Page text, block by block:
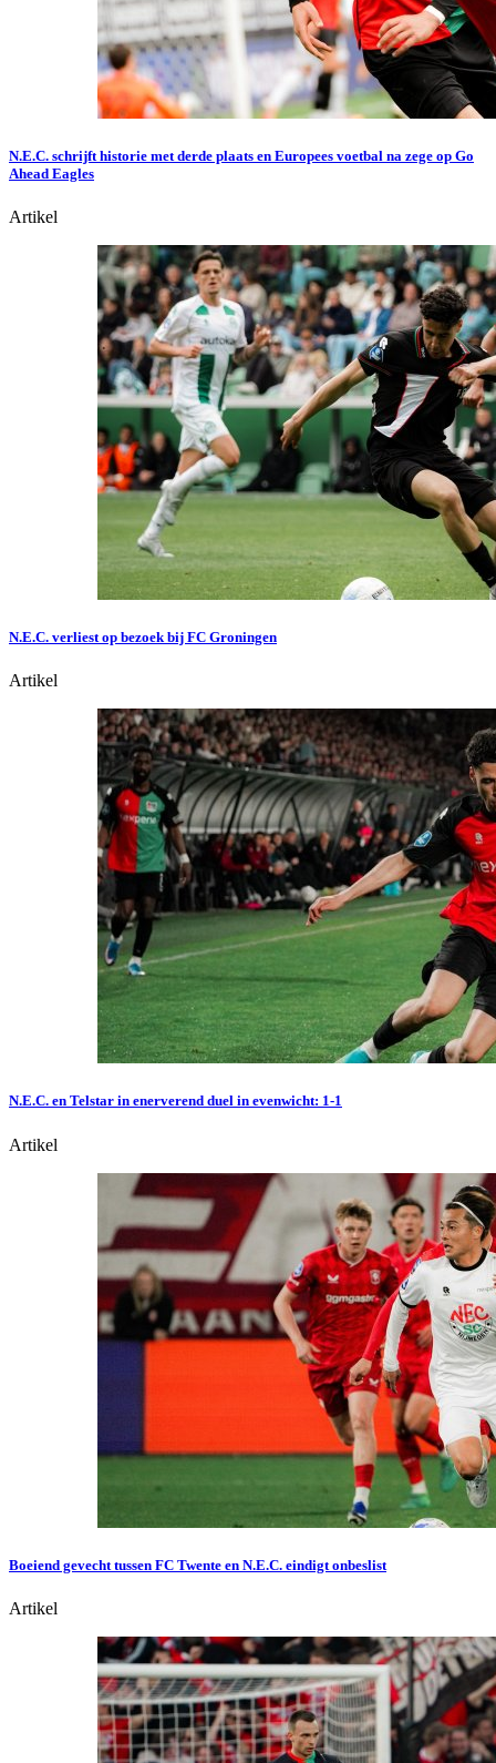
N.E.C. schrijft historie met derde plaats en Europees voetbal na zege op Go
Ahead Eagles
Artikel
N.E.C. verliest op bezoek bij FC Groningen
Artikel
N.E.C. en Telstar in enerverend duel in evenwicht: 1-1
Artikel
Boeiend gevecht tussen FC Twente en N.E.C. eindigt onbeslist
Artikel